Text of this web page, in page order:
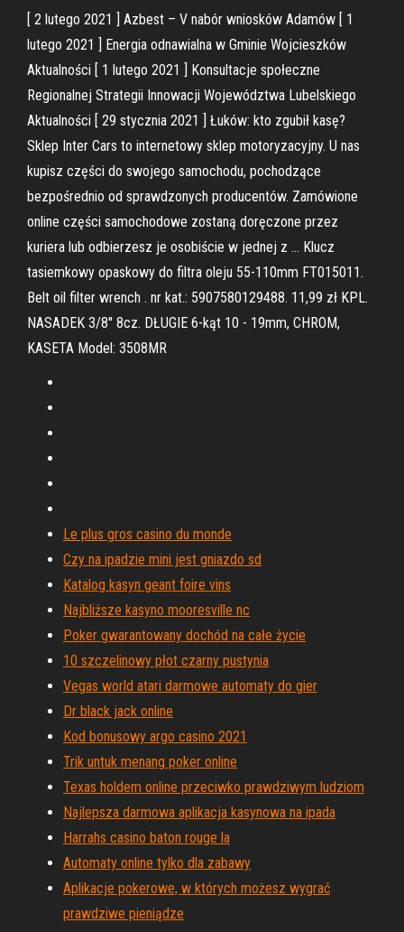
[ 2 lutego 2021 ] Azbest – V nabór wniosków Adamów [ 1
lutego 2021 ] Energia odnawialna w Gminie Wojcieszków
Aktualności [ 1 lutego 2021 ] Konsultacje społeczne
Regionalnej Strategii Innowacji Województwa Lubelskiego
Aktualności [ 29 stycznia 2021 ] Łuków: kto zgubił kasę?
Sklep Inter Cars to internetowy sklep motoryzacyjny. U nas
kupisz części do swojego samochodu, pochodzące
bezpośrednio od sprawdzonych producentów. Zamówione
online części samochodowe zostaną doręczone przez
kuriera lub odbierzesz je osobiście w jednej z … Klucz
tasiemkowy opaskowy do filtra oleju 55-110mm FT015011.
Belt oil filter wrench . nr kat.: 5907580129488. 11,99 zł KPL.
NASADEK 3/8'' 8cz. DŁUGIE 6-kąt 10 - 19mm, CHROM,
KASETA Model: 3508MR
Le plus gros casino du monde
Czy na ipadzie mini jest gniazdo sd
Katalog kasyn geant foire vins
Najbliższe kasyno mooresville nc
Poker gwarantowany dochód na całe życie
10 szczelinowy płot czarny pustynia
Vegas world atari darmowe automaty do gier
Dr black jack online
Kod bonusowy argo casino 2021
Trik untuk menang poker online
Texas holdem online przeciwko prawdziwym ludziom
Najlepsza darmowa aplikacja kasynowa na ipada
Harrahs casino baton rouge la
Automaty online tylko dla zabawy
Aplikacje pokerowe, w których możesz wygrać
prawdziwe pieniądze